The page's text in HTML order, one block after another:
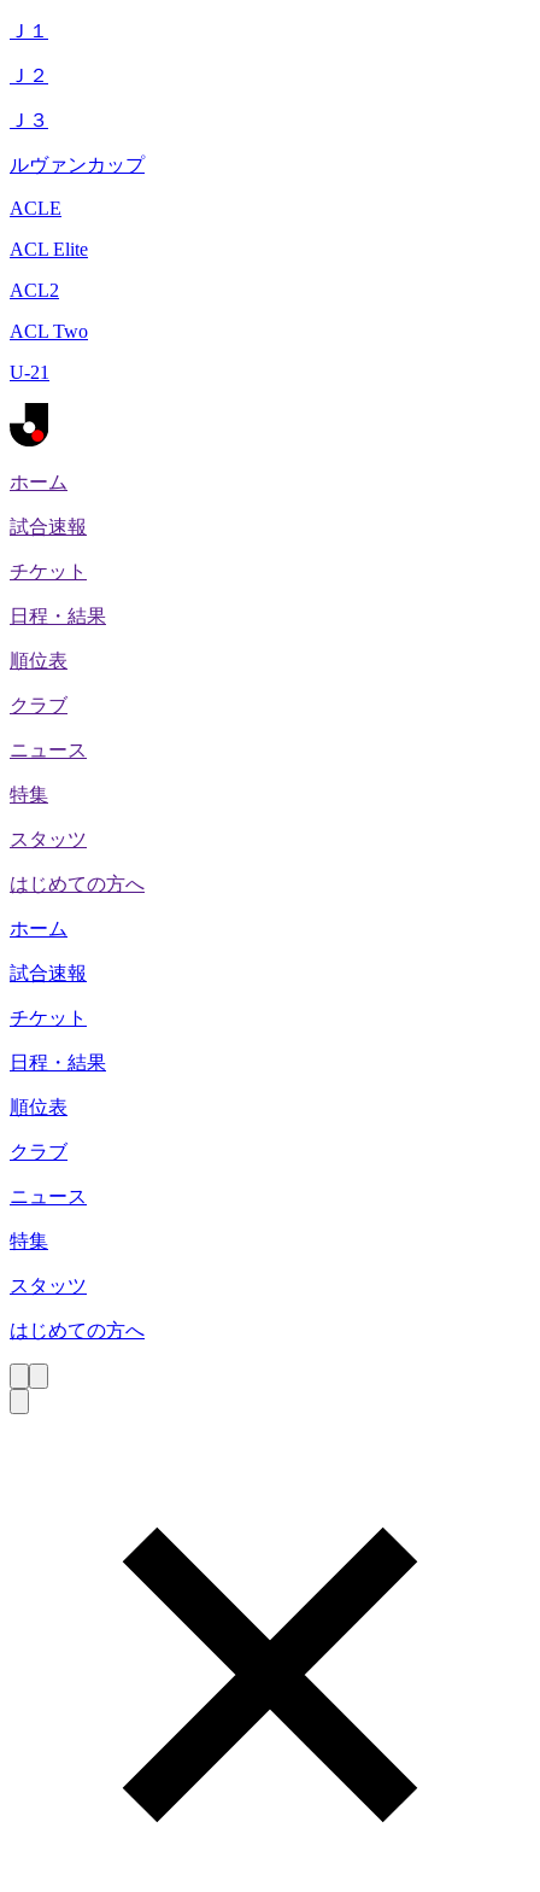
Ｊ１
Ｊ２
Ｊ３
ルヴァンカップ
ACLE
ACL Elite
ACL2
ACL Two
U-21
ホーム
試合速報
チケット
日程・結果
順位表
クラブ
ニュース
特集
スタッツ
はじめての方へ
ホーム
試合速報
チケット
日程・結果
順位表
クラブ
ニュース
特集
スタッツ
はじめての方へ